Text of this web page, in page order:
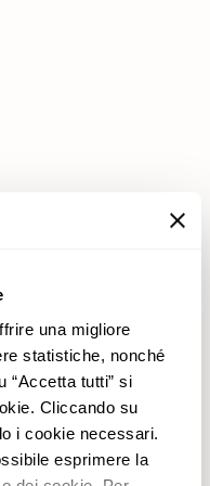
una migliore
statistiche, nonché
“Accetta tutti” si
Cliccando su
i cookie necessari.
esprimere la
Prodotti
Promozioni
Rivestimenti
Divani